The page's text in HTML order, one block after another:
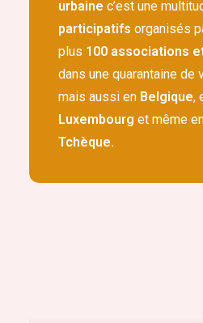
urbaine c’est une
participatifs organisés
plus 100 associations
dans une quarantaine de
mais aussi en Belgique,
Luxembourg et même
Tchèque.